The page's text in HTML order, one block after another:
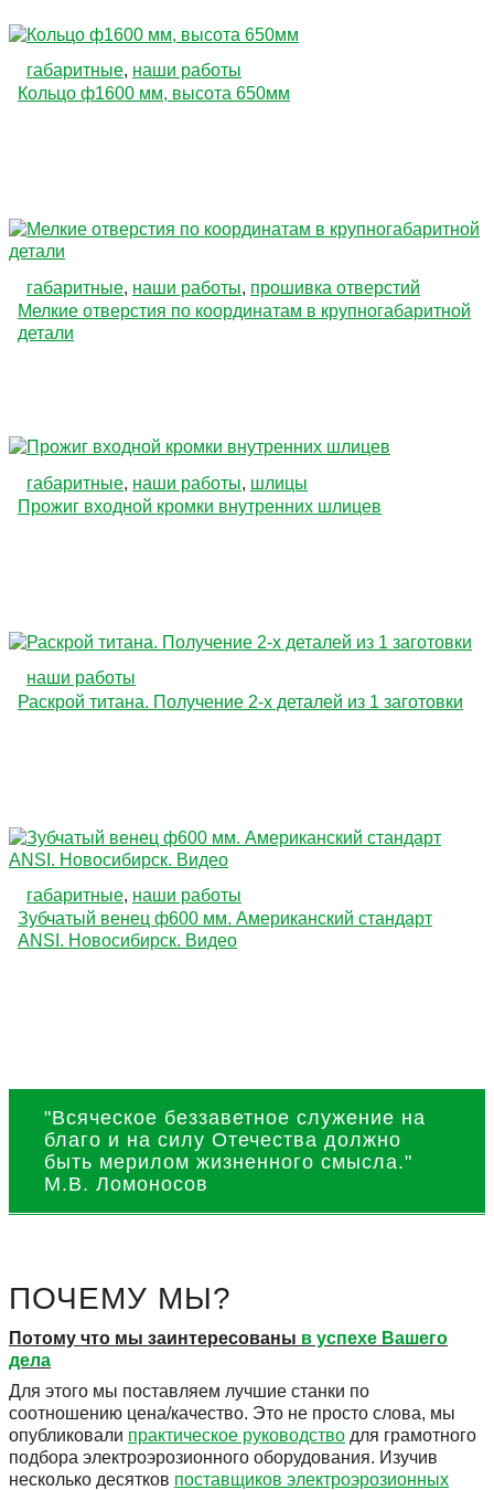
габаритные, наши работы
Кольцо ф1600 мм, высота 650мм
габаритные, наши работы, прошивка отверстий
Мелкие отверстия по координатам в крупногабаритной
детали
габаритные, наши работы, шлицы
Прожиг входной кромки внутренних шлицев
наши работы
Раскрой титана. Получение 2-х деталей из 1 заготовки
габаритные, наши работы
Зубчатый венец ф600 мм. Американский стандарт
ANSI. Новосибирск. Видео
"Всяческое беззаветное служение на
благо и на силу Отечества должно
быть мерилом жизненного смысла."
М.В. Ломоносов
ПОЧЕМУ МЫ?
Потому что мы заинтересованы в успехе Вашего
дела
Для этого мы поставляем лучшие станки по
соотношению цена/качество. Это не просто слова, мы
опубликовали практическое руководство для грамотного
подбора электроэрозионного оборудования. Изучив
несколько десятков поставщиков электроэрозионных